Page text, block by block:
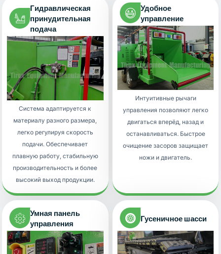
Гидравлическая
принудительная
подача
Система адаптируется к
материалу разного размера,
легко регулируя скорость
подачи. Обеспечивает
плавную работу, стабильную
производительность и более
высокий выход продукции.
Удобное
управление
Интуитивные рычаги
управления позволяют легко
двигаться вперёд, назад и
останавливаться. Быстрое
очищение засоров защищает
ножи и двигатель.
Умная панель
управления
Гусеничное шасси